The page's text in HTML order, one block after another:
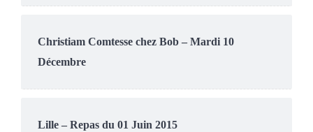
Christiam Comtesse chez Bob – Mardi 10
Décembre
Lille – Repas du 01 Juin 2015